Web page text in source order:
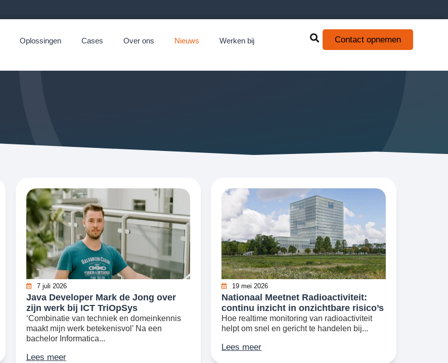
Oplossingen Cases Over ons Nieuws Werken bij Contact opnemen
7 juli 2026
Java Developer Mark de Jong over
zijn werk bij ICT TriOpSys
‘Combinatie van techniek en domeinkennis
maakt mijn werk betekenisvol’ Na een
bachelor Informatica...
Lees meer
19 mei 2026
Nationaal Meetnet Radioactiviteit:
continu inzicht in onzichtbare risico’s
Hoe realtime monitoring van radioactiviteit
helpt om snel en gericht te handelen bij...
Lees meer